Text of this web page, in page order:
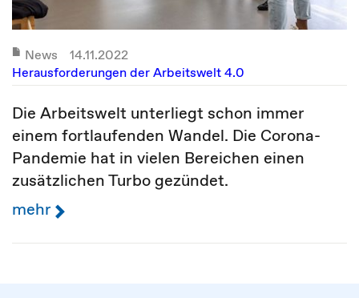
News
14.11.2022
Herausforderungen der Arbeitswelt 4.0
Die Arbeitswelt unterliegt schon immer
einem fortlaufenden Wandel. Die Corona-
Pandemie hat in vielen Bereichen einen
zusätzlichen Turbo gezündet.
mehr